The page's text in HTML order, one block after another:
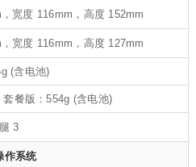
宽度 116mm，高度 152mm
宽度 116mm，高度 127mm
(含电池)
餐版：554g (含电池)
3
作系统